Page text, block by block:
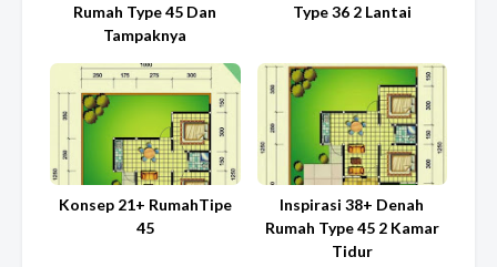
Rumah Type 45 Dan
Tampaknya
Type 36 2 Lantai
Konsep 21+ RumahTipe
45
Inspirasi 38+ Denah
Rumah Type 45 2 Kamar
Tidur